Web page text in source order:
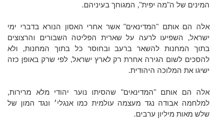
המינים של ה"מה יפית", המגוחך בעיניהם.
אלה הם אותם "המדינאים" אשר אחרי האסון הנורא בדברי ימי
ישראל, השפיעו לרעה על שארית הפליטה השבורים והרצוצים
בתוך המחנות להשאר ברעב ובחוסר כל בתוך המחנות, ולא
להסכים לשום הגירה אחרת רק לארץ ישראל, לפי שרק באופן כזה
ישיגו את המלוכה היהודית.
אלה הם אותם "המדינאים" שהסיתו נוער יהודי מלא מרירות,
למלחמה אבודה נגד מעצמה עולמית כמו אנגלי׳ ונגד המון של
שלש מאות מיליון ערבים.